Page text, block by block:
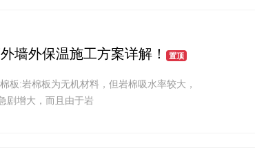
墙外保温施工方案详解！ 置顶
板:岩棉板为无机材料，但岩棉吸水率较大，
剧增大，而且由于岩